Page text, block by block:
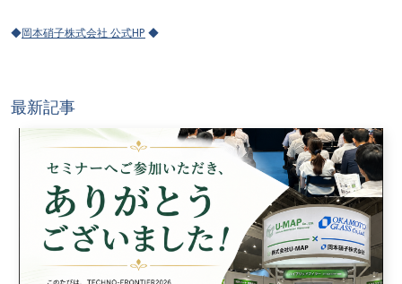
◆岡本硝子株式会社 公式HP ◆
最新記事